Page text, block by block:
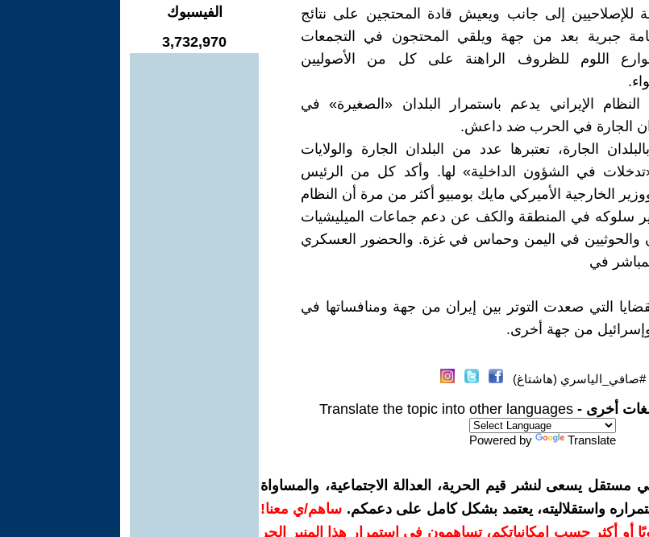
للإصلاحيين إلى جانب ويعيش قادة المحتجين على نتائج
2009 في إقامة جبرية بعد من جهة ويلقي المحتجون في التجمعات
اللوم للظروف الراهنة على كل من الأصوليين
الإيراني يدعم باستمرار البلدان «الصغيرة» في
الجارة في الحرب ضد داعش.
الجارة، تعتبرها عدد من البلدان الجارة والولايات
في الشؤون الداخلية» لها. وأكد كل من الرئيس
الخارجية الأميركي مايك بومبيو أكثر من مرة أن النظام
سلوكه في المنطقة والكف عن دعم جماعات الميليشيات
والحوثيين في اليمن وحماس في غزة. والحضور العسكري
في
التي صعدت التوتر بين إيران من جهة ومنافساتها في
وإسرائيل من جهة أخرى.
#صافي_الياسري (هاشتاغ)
أخرى - Translate the topic into other languages
Powered by Translate
يسعى لنشر قيم الحرية، العدالة الاجتماعية، والمساواة
واستقلاليته، يعتمد بشكل كامل على دعمكم. ساهم/ي معنا!
دولارات سنويًا أو أكثر حسب إمكانياتكم، تساهمون في استمرار هذا المنبر الحر
الفيسبوك
3,732,970